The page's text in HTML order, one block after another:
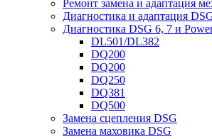
Ремонт замена и адаптация
Диагностика и адаптация
Диагностика DSG 6, 7 и
DL501/DL382
DQ200
DQ200
DQ250
DQ381
DQ500
Замена сцепления DSG
Замена маховика DSG